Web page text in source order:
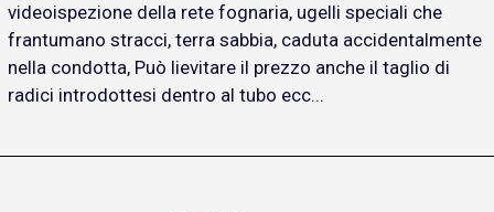
videoispezione della rete fognaria, ugelli speciali che
frantumano stracci, terra sabbia, caduta accidentalmente
nella condotta, Può lievitare il prezzo anche il taglio di
radici introdottesi dentro al tubo ecc...